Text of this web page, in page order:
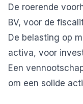
De roerende
BV, voor de
De belasting op
activa, voor
Een
om een solide